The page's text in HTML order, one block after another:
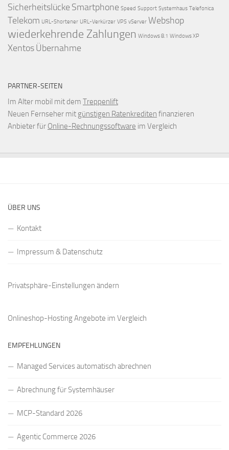
Sicherheitslücke Smartphone Speed Support Systemhaus Telefonica
Telekom URL-Shortener URL-Verkürzer VPS vServer Webshop
wiederkehrende Zahlungen Windows 8.1 Windows XP
XentosÜbernahme
PARTNER-SEITEN
Im Alter mobil mit dem Treppenlift
Neuen Fernseher mit günstigen Ratenkrediten finanzieren
Anbieter für Online-Rechnungssoftware im Vergleich
ÜBER UNS
Kontakt
Impressum & Datenschutz
Privatsphäre-Einstellungen ändern
Onlineshop-Hosting Angebote im Vergleich
EMPFEHLUNGEN
Managed Services automatisch abrechnen
Abrechnung für Systemhäuser
MCP-Standard 2026
Agentic Commerce 2026